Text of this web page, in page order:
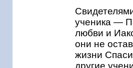
ученика —
любви и
они не
жизни
другие